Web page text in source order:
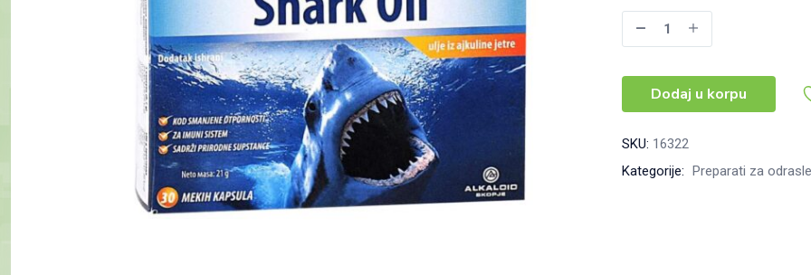
Alkakaps
Shark
kapsula
količina
Dodaj u korpu
SKU: 16322
Kategorije: Preparati za odrasle